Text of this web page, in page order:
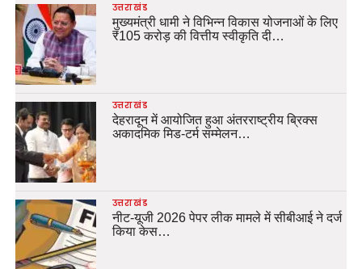
उत्तराखंड
मुख्यमंत्री धामी ने विभिन्न विकास योजनाओं के लिए
₹105 करोड़ की वित्तीय स्वीकृति दी…
उत्तराखंड
देहरादून में आयोजित हुआ अंतरराष्ट्रीय ब्रिक्स
अकादमिक मिड-टर्म सम्मेलन…
उत्तराखंड
नीट-यूजी 2026 पेपर लीक मामले में सीबीआई ने दर्ज
किया केस…